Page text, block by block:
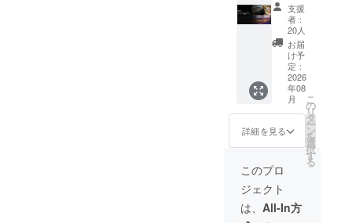
個人名
を掲
出。 ※
６文字
以内推
奨（１
名あた
りの幅
は統一
となり
ま
す。）
※１名様
の個人
名のみ
とさせ
ていた
間：
2026年
9月1
日〜ス
ポーツ
パーク
営業終
了まで
掲出方
法：ク
ラブハ
ウス入
口正
面、芳
名板に
個人名
を掲
す。 掲
出期
間：
2026年
9月1
日〜ス
ポーツ
パーク
営業終
掲出方
法：ク
ウス入
口正
面、芳
名板に
い理由
で掲出
場所、
掲出物
等が使
用でき
なく
なった
にでき
る限り
はさせ
ていた
だきま
すが、
ます。
価格帯
約500～
750円）
※とよた
スポー
ツパー
ク店の
みで使
能。 ※
使用期
2026年
9月1日
～2027
年3月31
実在す
る団体
（競技
団体・
NPO
等）等
の名称
に限り
ます。
※文字数
によっ
スの都
文字の
サイズ
営業終
了まで
掲出方
法：ク
ラブハ
ウス入
口正
面、芳
名盤の
中で一
番大き
御芳名
人、自
治体、
または
人プラ
ン４枚
コー
ス】 ＜
リター
ン内容
①ZEBR
A
Coffee
&
Croissa
nt コー
ヒー券
４枚
（全ド
リンク
支援
者：
20人
お届
け予
定：
2026
年08
月
詳細を見る
こ
の
リ
タ
ー
ン
を
選
択
す
る
このプロ
ジェクト
は、 All-In方